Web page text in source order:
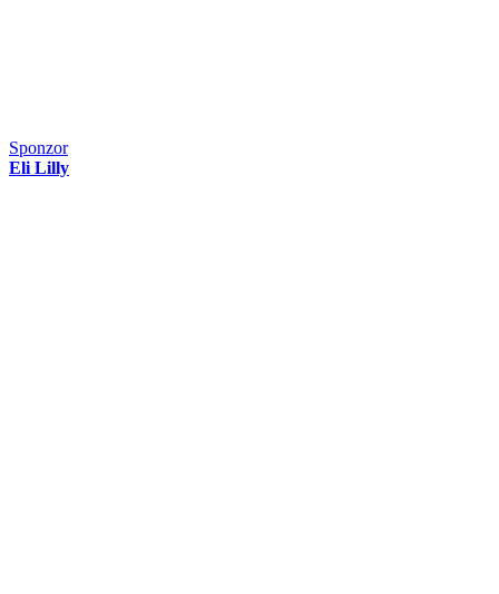
Sponzor
Eli Lilly